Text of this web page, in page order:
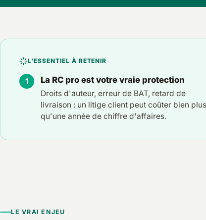
L'ESSENTIEL À RETENIR
La RC pro est votre vraie protection
Droits d'auteur, erreur de BAT, retard de
livraison : un litige client peut coûter bien plus
qu'une année de chiffre d'affaires.
LE VRAI ENJEU